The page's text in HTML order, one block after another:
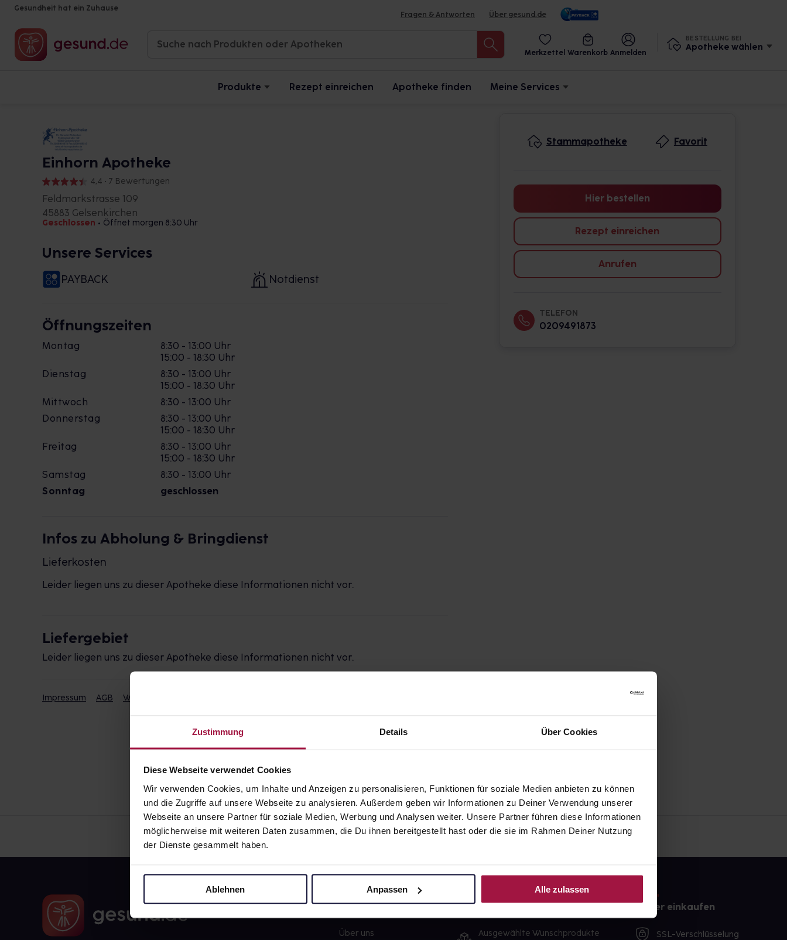
Zustimmung Details Über Cookies
Diese Webseite verwendet Cookies
Wir verwenden Cookies, um Inhalte und Anzeigen zu personalisieren, Funktionen für soziale Medien anbieten zu können
und die Zugriffe auf unsere Webseite zu analysieren. Außerdem geben wir Informationen zu Deiner Verwendung unserer
Webseite an unsere Partner für soziale Medien, Werbung und Analysen weiter. Unsere Partner führen diese Informationen
möglicherweise mit weiteren Daten zusammen, die Du ihnen bereitgestellt hast oder die sie im Rahmen Deiner Nutzung
der Dienste gesammelt haben.
Ablehnen Anpassen Alle zulassen
Gesundheit hat ein Zuhause
Fragen & Antworten Über gesund.de
Merkzettel Warenkorb Anmelden
BESTELLUNG BEI
Apotheke wählen
Produkte Rezept einreichen Apotheke finden Meine Services
Einhorn Apotheke
4,4 • 7 Bewertungen
Feldmarkstrasse 109
45883 Gelsenkirchen
Geschlossen • Öffnet morgen 8:30 Uhr
Unsere Services
PAYBACK Notdienst
Öffnungszeiten
Montag
8:30 - 13:00 Uhr
15:00 - 18:30 Uhr
Dienstag
8:30 - 13:00 Uhr
15:00 - 18:30 Uhr
Mittwoch
8:30 - 13:00 Uhr
Donnerstag
8:30 - 13:00 Uhr
15:00 - 18:30 Uhr
Freitag
8:30 - 13:00 Uhr
15:00 - 18:30 Uhr
Samstag
8:30 - 13:00 Uhr
Sonntag
geschlossen
Infos zu Abholung & Bringdienst
Lieferkosten
Leider liegen uns zu dieser Apotheke diese Informationen nicht vor.
Liefergebiet
Leider liegen uns zu dieser Apotheke diese Informationen nicht vor.
Impressum AGB Widerrufsbelehrung
Stammapotheke Favorit
Hier bestellen
Rezept einreichen
Anrufen
TELEFON
0209491873
gesund.de
Über uns
Unsere Vorteile
Ausgewählte Wunschprodukte
Sicher einkaufen
SSL-Verschlüsselung